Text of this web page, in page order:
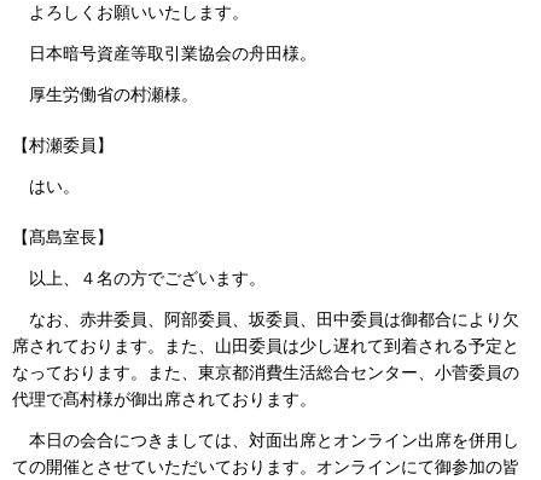
よろしくお願いいたします。
日本暗号資産等取引業協会の舟田様。
厚生労働省の村瀬様。
【村瀬委員】
はい。
【髙島室長】
以上、４名の方でございます。
なお、赤井委員、阿部委員、坂委員、田中委員は御都合により欠
席されております。また、山田委員は少し遅れて到着される予定と
なっております。また、東京都消費生活総合センター、小菅委員の
代理で髙村様が御出席されております。
本日の会合につきましては、対面出席とオンライン出席を併用し
ての開催とさせていただいております。オンラインにて御参加の皆